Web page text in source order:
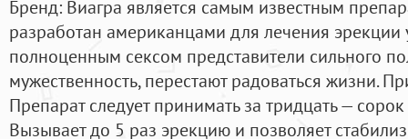
Бренд: Виагра является самым известным
разработан американцами для лечения эрекции
полноценным сексом представители сильного
мужественность, перестают радоваться жизни.
Препарат следует принимать за тридцать —
Вызывает до 5 раз эрекцию и позволяет